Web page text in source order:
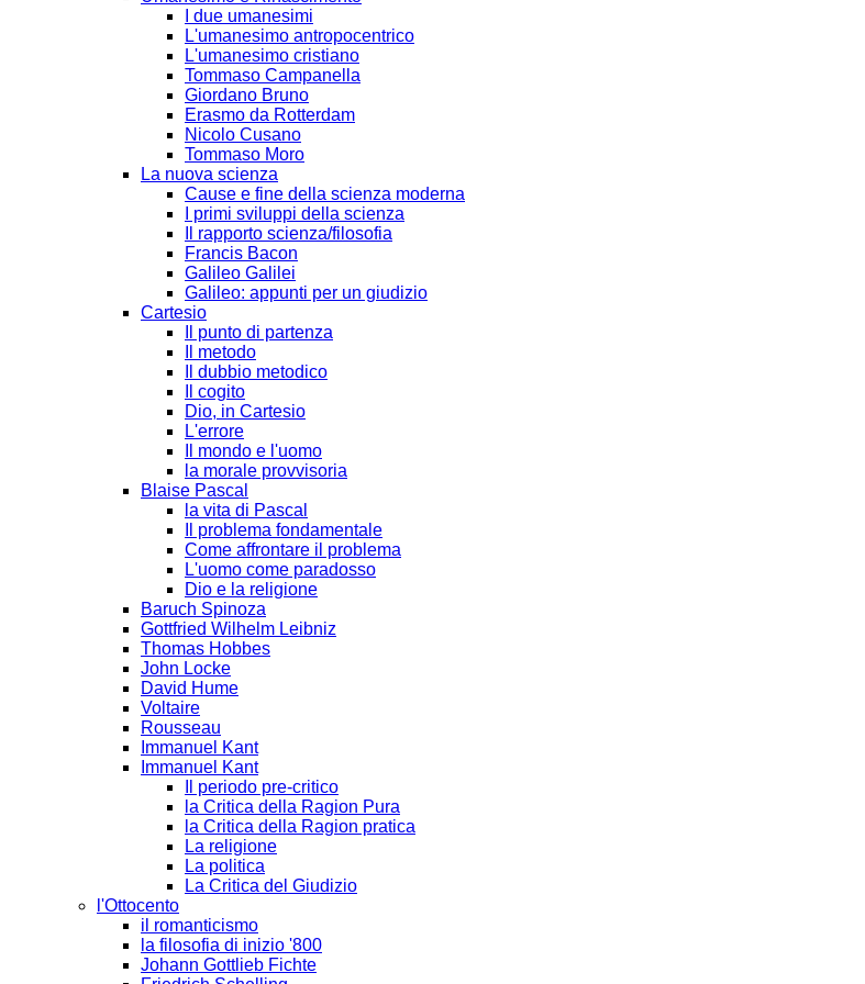
I due umanesimi
L'umanesimo antropocentrico
L'umanesimo cristiano
Tommaso Campanella
Giordano Bruno
Erasmo da Rotterdam
Nicolo Cusano
Tommaso Moro
La nuova scienza
Cause e fine della scienza moderna
I primi sviluppi della scienza
Il rapporto scienza/filosofia
Francis Bacon
Galileo Galilei
Galileo: appunti per un giudizio
Cartesio
Il punto di partenza
Il metodo
Il dubbio metodico
Il cogito
Dio, in Cartesio
L'errore
Il mondo e l'uomo
la morale provvisoria
Blaise Pascal
la vita di Pascal
Il problema fondamentale
Come affrontare il problema
L'uomo come paradosso
Dio e la religione
Baruch Spinoza
Gottfried Wilhelm Leibniz
Thomas Hobbes
John Locke
David Hume
Voltaire
Rousseau
Immanuel Kant
Immanuel Kant
Il periodo pre-critico
la Critica della Ragion Pura
la Critica della Ragion pratica
La religione
La politica
La Critica del Giudizio
l'Ottocento
il romanticismo
la filosofia di inizio '800
Johann Gottlieb Fichte